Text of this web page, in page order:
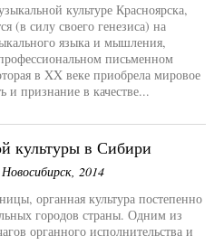
культуре Красноярска,
(в силу своего генезиса) на
языка и мышления,
письменном
в XX веке приобрела мировое
и признание в качестве...
культуры в Сибири
2014
органная культура постепенно
городов страны. Одним из
органного исполнительства и